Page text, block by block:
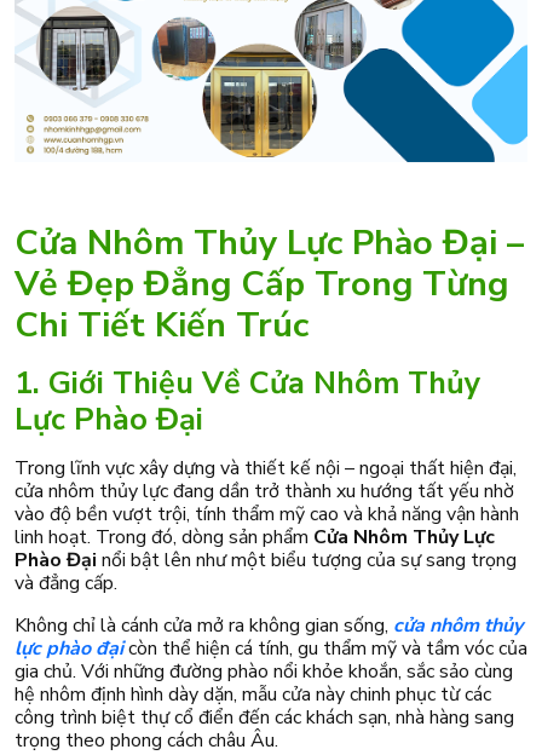
Cửa Nhôm Thủy Lực Phào Đại –
Vẻ Đẹp Đẳng Cấp Trong Từng
Chi Tiết Kiến Trúc
1. Giới Thiệu Về Cửa Nhôm Thủy
Lực Phào Đại
Trong lĩnh vực xây dựng và thiết kế nội – ngoại thất hiện đại,
cửa nhôm thủy lực đang dần trở thành xu hướng tất yếu nhờ
vào độ bền vượt trội, tính thẩm mỹ cao và khả năng vận hành
linh hoạt. Trong đó, dòng sản phẩm Cửa Nhôm Thủy Lực
Phào Đại nổi bật lên như một biểu tượng của sự sang trọng
và đẳng cấp.
Không chỉ là cánh cửa mở ra không gian sống, cửa nhôm thủy
lực phào đạicòn thể hiện cá tính, gu thẩm mỹ và tầm vóc của
gia chủ. Với những đường phào nổi khỏe khoắn, sắc sảo cùng
hệ nhôm định hình dày dặn, mẫu cửa này chinh phục từ các
công trình biệt thự cổ điển đến các khách sạn, nhà hàng sang
trọng theo phong cách châu Âu.